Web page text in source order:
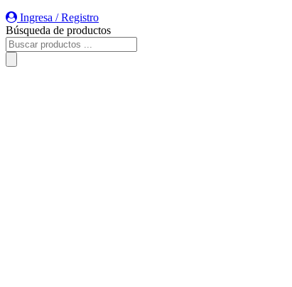
Ingresa / Registro
Búsqueda de productos